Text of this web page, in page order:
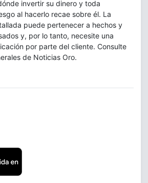
invertir su dinero y toda
al hacerlo recae sobre él. La
puede pertenecer a hechos y
y, por lo tanto, necesite una
por parte del cliente. Consulte
de Noticias Oro.